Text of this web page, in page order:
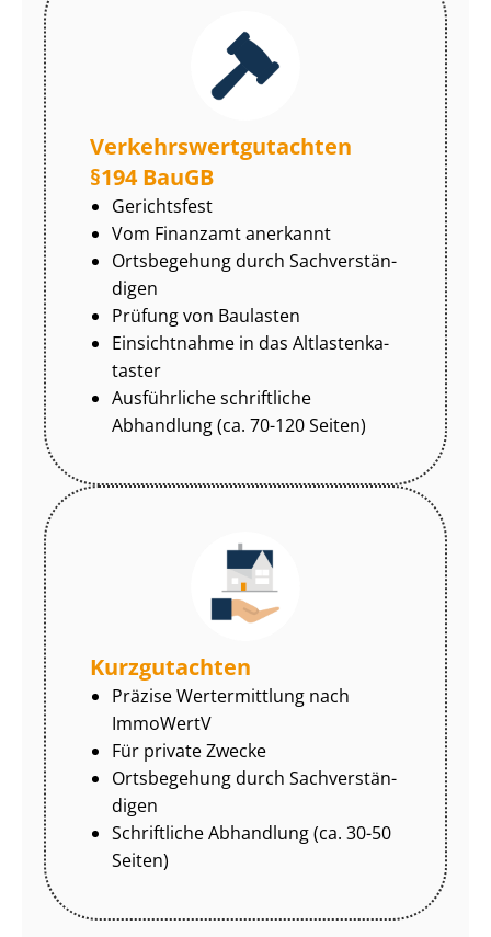
Ver­kehrs­wert­gut­ach­ten
§194 BauGB
Gerichtsfest
Vom Finanzamt anerkannt
Ortsbegehung durch Sach­ver­stän­
di­gen
Prüfung von Baulasten
Einsichtnahme in das Alt­las­ten­ka­
tas­ter
Ausführliche schriftliche
Abhandlung (ca. 70-120 Seiten)
Kurzgutachten
Präzise Wertermittlung nach
ImmoWertV
Für private Zwecke
Ortsbegehung durch Sach­ver­stän­
di­gen
Schriftliche Abhandlung (ca. 30-50
Seiten)